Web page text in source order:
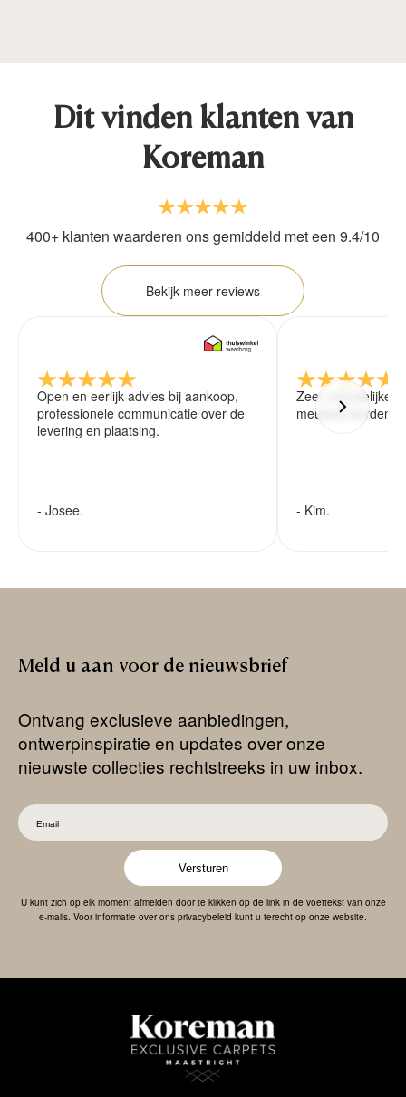
Dit vinden klanten van
Koreman
400+ klanten waarderen ons gemiddeld met een 9.4/10
Bekijk meer reviews
Open en eerlijk advies bij aankoop,
professionele communicatie over de
levering en plaatsing.
- Josee.
Zeer vriendelijke
meubels worden
- Kim.
Meld u aan voor de nieuwsbrief
Ontvang exclusieve aanbiedingen,
ontwerpinspiratie en updates over onze
nieuwste collecties rechtstreeks in uw inbox.
Versturen
U kunt zich op elk moment afmelden door te klikken op de link in de voettekst van onze
e-mails. Voor informatie over ons privacybeleid kunt u terecht op onze website.